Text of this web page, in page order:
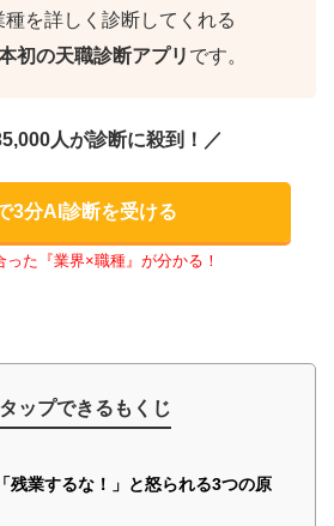
を詳しく診断してくれる
初の天職診断アプリ です。
人が診断に殺到！／
3分AI診断を受ける
た『業界×職種』が分かる！
タップできるもくじ
残業するな！」と怒られる3つの原